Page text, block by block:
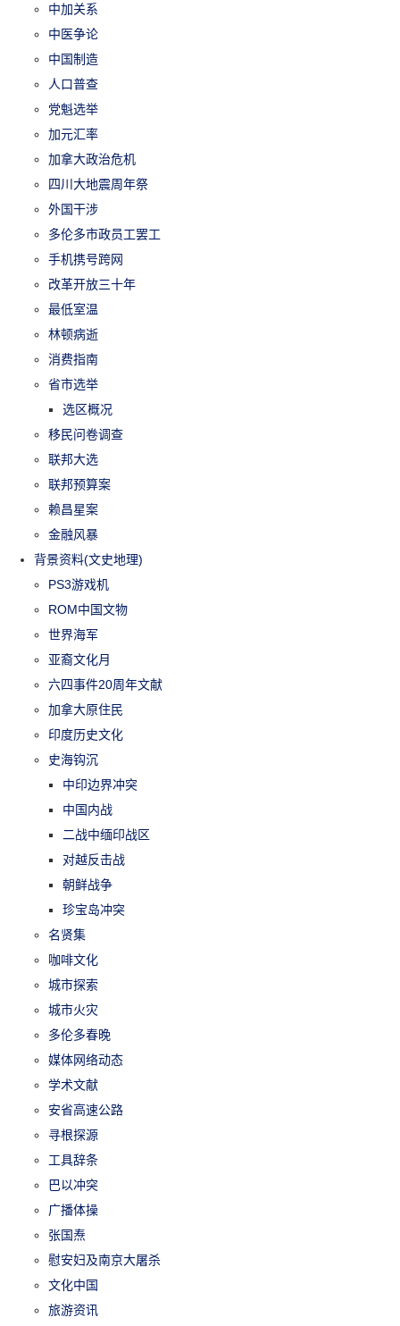
中加关系
中医争论
中国制造
人口普查
党魁选举
加元汇率
加拿大政治危机
四川大地震周年祭
外国干涉
多伦多市政员工罢工
手机携号跨网
改革开放三十年
最低室温
林顿病逝
消费指南
省市选举
选区概况
移民问卷调查
联邦大选
联邦预算案
赖昌星案
金融风暴
背景资料(文史地理)
PS3游戏机
ROM中国文物
世界海军
亚裔文化月
六四事件20周年文献
加拿大原住民
印度历史文化
史海钩沉
中印边界冲突
中国内战
二战中缅印战区
对越反击战
朝鲜战争
珍宝岛冲突
名贤集
咖啡文化
城市探索
城市火灾
多伦多春晚
媒体网络动态
学术文献
安省高速公路
寻根探源
工具辞条
巴以冲突
广播体操
张国焘
慰安妇及南京大屠杀
文化中国
旅游资讯